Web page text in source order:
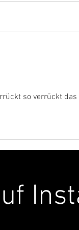
so verrückt